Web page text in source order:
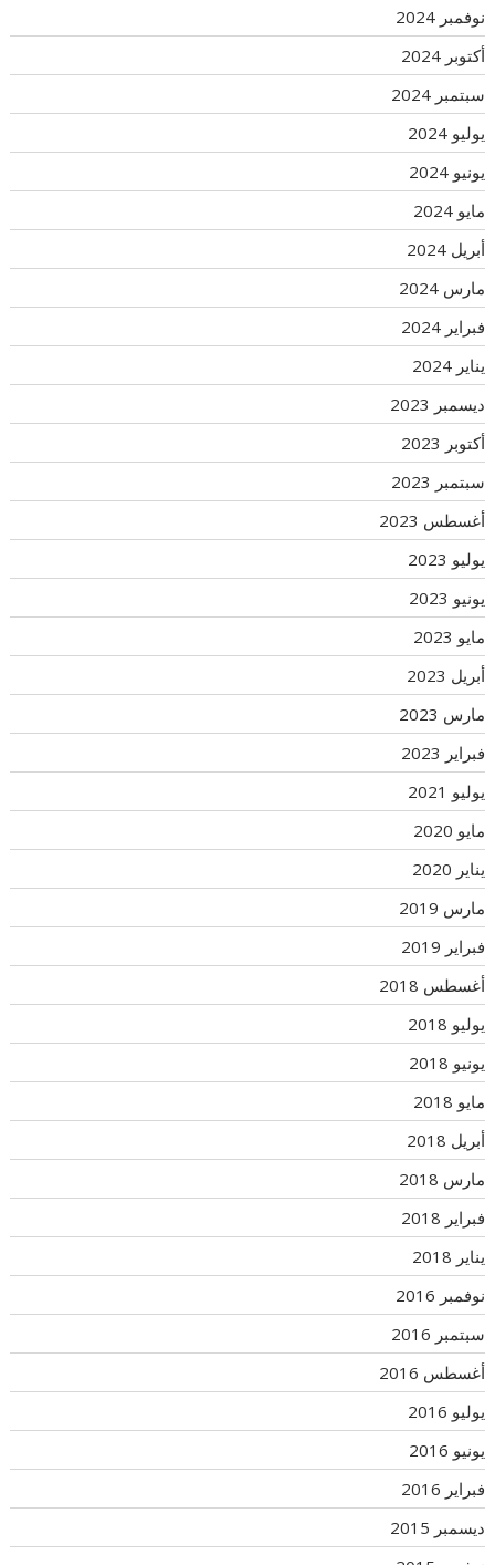
نوفمبر 2024
أكتوبر 2024
سبتمبر 2024
يوليو 2024
يونيو 2024
مايو 2024
أبريل 2024
مارس 2024
فبراير 2024
يناير 2024
ديسمبر 2023
أكتوبر 2023
سبتمبر 2023
أغسطس 2023
يوليو 2023
يونيو 2023
مايو 2023
أبريل 2023
مارس 2023
فبراير 2023
يوليو 2021
مايو 2020
يناير 2020
مارس 2019
فبراير 2019
أغسطس 2018
يوليو 2018
يونيو 2018
مايو 2018
أبريل 2018
مارس 2018
فبراير 2018
يناير 2018
نوفمبر 2016
سبتمبر 2016
أغسطس 2016
يوليو 2016
يونيو 2016
فبراير 2016
ديسمبر 2015